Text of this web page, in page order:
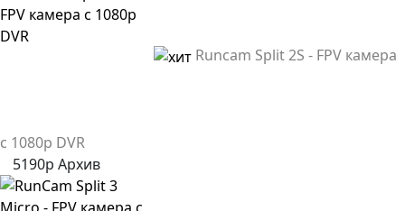
Runcam Split 2S - FPV камера
с 1080p DVR
5190р Архив